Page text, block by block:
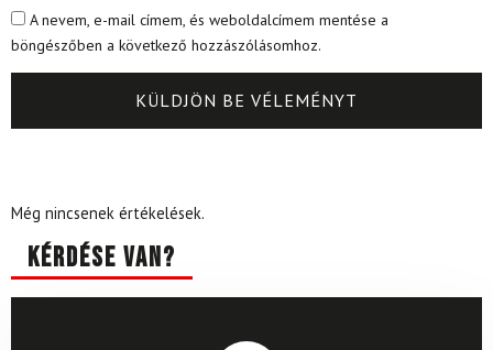
A nevem, e-mail címem, és weboldalcímem mentése a
böngészőben a következő hozzászólásomhoz.
Még nincsenek értékelések.
Kérdése van?